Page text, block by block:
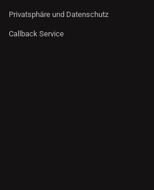
Privatsphäre und Datenschutz
Callback Service